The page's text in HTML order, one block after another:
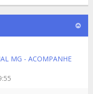
MG - ACOMPANHE